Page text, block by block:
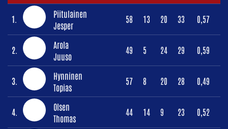
1.
Piitulainen
Jesper
58 13 20 33 0,57
2.
Arola
Juuso
49 5 24 29 0,59
3.
Hynninen
Topias
57 8 20 28 0,49
4.
Olsen
Thomas
44 14 9 23 0,52